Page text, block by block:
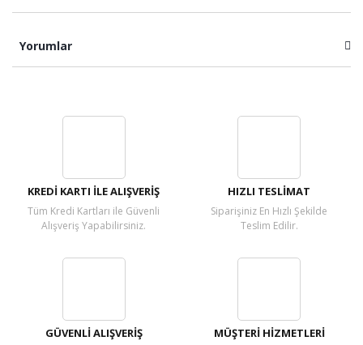
Yorumlar
KREDİ KARTI İLE ALIŞVERİŞ
Tüm Kredi Kartları ile Güvenli
Alışveriş Yapabilirsiniz.
HIZLI TESLİMAT
Siparişiniz En Hızlı Şekilde
Teslim Edilir.
GÜVENLİ ALIŞVERİŞ MÜŞTERİ HİZMETLERİ